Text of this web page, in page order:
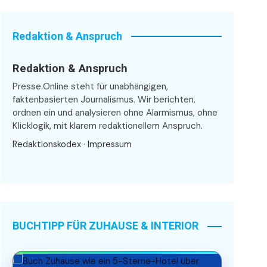
Redaktion & Anspruch
Redaktion & Anspruch
Presse.Online steht für unabhängigen,
faktenbasierten Journalismus. Wir berichten,
ordnen ein und analysieren ohne Alarmismus, ohne
Klicklogik, mit klarem redaktionellem Anspruch.
Redaktionskodex · Impressum
BUCHTIPP FÜR ZUHAUSE & INTERIOR